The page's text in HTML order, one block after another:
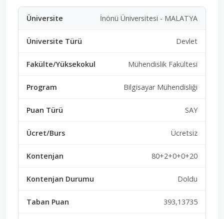
İnönü Üniversitesi - MALATYA
Devlet
Mühendislik Fakültesi
Bilgisayar Mühendisliği
SAY
Ücretsiz
80+2+0+0+20
Doldu
393,13735